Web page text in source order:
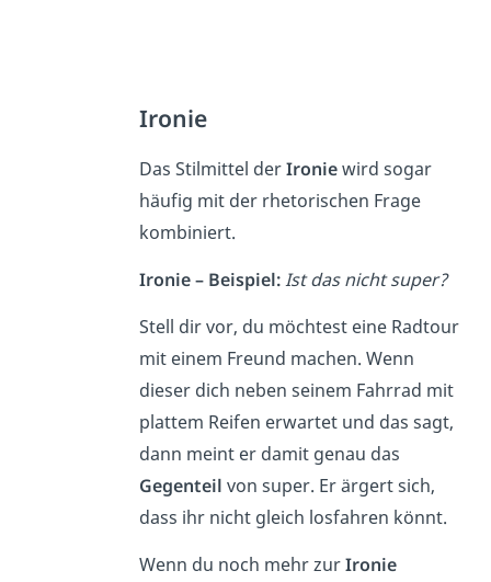
Ironie
Das Stilmittel derIroniewird sogar
häufig mit der rhetorischen Frage
kombiniert.
Ironie – Beispiel:Ist das nicht super?
Stell dir vor, du möchtest eine Radtour
mit einem Freund machen. Wenn
dieser dich neben seinem Fahrrad mit
plattem Reifen erwartet und das sagt,
dann meint er damit genau das
Gegenteil von super. Er ärgert sich,
dass ihr nicht gleich losfahren könnt.
Wenn du noch mehr zurIronie